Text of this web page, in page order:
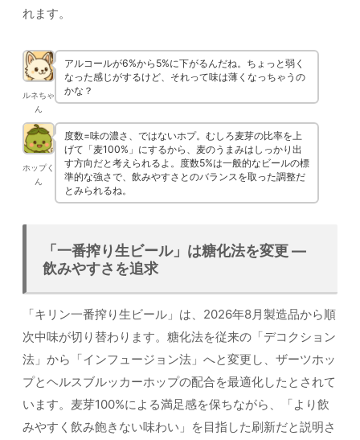
れます。
ルネちゃ
ん
アルコールが6%から5%に下がるんだね。ちょっと弱く
なった感じがするけど、それって味は薄くなっちゃうの
かな？
ホップく
ん
度数=味の濃さ、ではないホプ。むしろ麦芽の比率を上
げて「麦100%」にするから、麦のうまみはしっかり出
す方向だと考えられるよ。度数5%は一般的なビールの標
準的な強さで、飲みやすさとのバランスを取った調整だ
とみられるね。
「一番搾り生ビール」は糖化法を変更 —
飲みやすさを追求
「キリン一番搾り生ビール」は、2026年8月製造品から順
次中味が切り替わります。糖化法を従来の「デコクション
法」から「インフュージョン法」へと変更し、ザーツホッ
プとヘルスブルッカーホップの配合を最適化したとされて
います。麦芽100%による満足感を保ちながら、「より飲
みやすく飲み飽きない味わい」を目指した刷新だと説明さ